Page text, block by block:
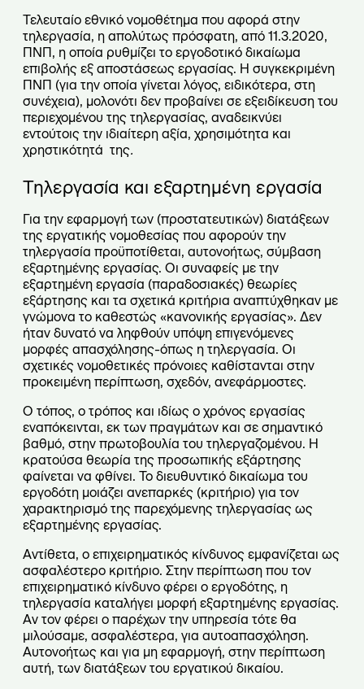
Τελευταίο εθνικό νομοθέτημα που αφορά στην
τηλεργασία, η απολύτως πρόσφατη, από 11.3.2020,
ΠΝΠ, η οποία ρυθμίζει το εργοδοτικό δικαίωμα
επιβολής εξ αποστάσεως εργασίας. Η συγκεκριμένη
ΠΝΠ (για την οποία γίνεται λόγος, ειδικότερα, στη
συνέχεια), μολονότι δεν προβαίνει σε εξειδίκευση του
περιεχομένου της τηλεργασίας, αναδεικνύει
εντούτοις την ιδιαίτερη αξία, χρησιμότητα και
χρηστικότητά της.
Τηλεργασία και εξαρτημένη εργασία
Για την εφαρμογή των (προστατευτικών) διατάξεων
της εργατικής νομοθεσίας που αφορούν την
τηλεργασία προϋποτίθεται, αυτονοήτως, σύμβαση
εξαρτημένης εργασίας. Οι συναφείς με την
εξαρτημένη εργασία (παραδοσιακές) θεωρίες
εξάρτησης και τα σχετικά κριτήρια αναπτύχθηκαν με
γνώμονα το καθεστώς «κανονικής εργασίας». Δεν
ήταν δυνατό να ληφθούν υπόψη επιγενόμενες
μορφές απασχόλησης-όπως η τηλεργασία. Οι
σχετικές νομοθετικές πρόνοιες καθίστανται στην
προκειμένη περίπτωση, σχεδόν, ανεφάρμοστες.
Ο τόπος, ο τρόπος και ιδίως ο χρόνος εργασίας
εναπόκεινται, εκ των πραγμάτων και σε σημαντικό
βαθμό, στην πρωτοβουλία του τηλεργαζομένου. Η
κρατούσα θεωρία της προσωπικής εξάρτησης
φαίνεται να φθίνει. Το διευθυντικό δικαίωμα του
εργοδότη μοιάζει ανεπαρκές (κριτήριο) για τον
χαρακτηρισμό της παρεχόμενης τηλεργασίας ως
εξαρτημένης εργασίας.
Αντίθετα, ο επιχειρηματικός κίνδυνος εμφανίζεται ως
ασφαλέστερο κριτήριο. Στην περίπτωση που τον
επιχειρηματικό κίνδυνο φέρει ο εργοδότης, η
τηλεργασία καταλήγει μορφή εξαρτημένης εργασίας.
Αν τον φέρει ο παρέχων την υπηρεσία τότε θα
μιλούσαμε, ασφαλέστερα, για αυτοαπασχόληση.
Αυτονοήτως και για μη εφαρμογή, στην περίπτωση
αυτή, των διατάξεων του εργατικού δικαίου.